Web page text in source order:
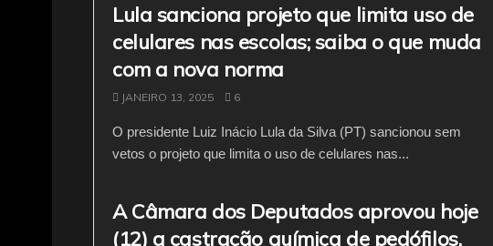
Lula sanciona projeto que limita uso de
celulares nas escolas; saiba o que muda
com a nova norma
JANEIRO 13, 2025 6
O presidente Luiz Inácio Lula da Silva (PT) sancionou sem
vetos o projeto que limita o uso de celulares nas...
A Câmara dos Deputados aprovou hoje
(12) a castração química de pedófilos.